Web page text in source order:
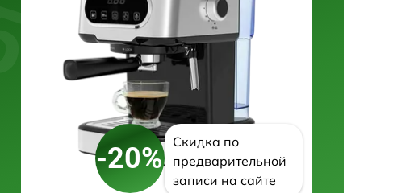
-20%
Скидка по
предварительной
записи на сайте